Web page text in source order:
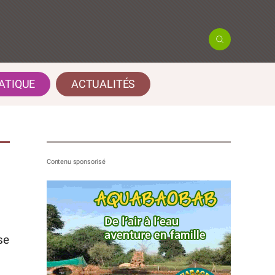
ACTUALITÉS